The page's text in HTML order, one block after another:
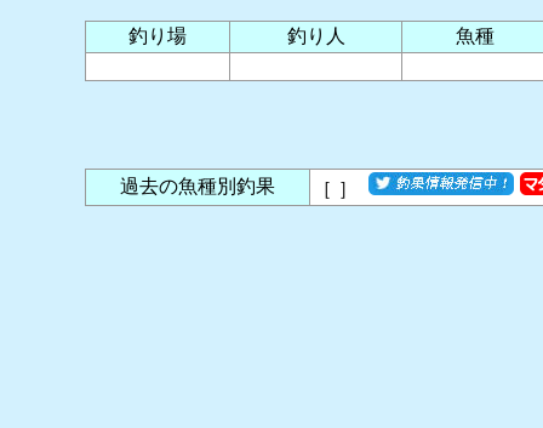
釣り場 釣り人 魚種
過去の魚種別釣果 ［ ］